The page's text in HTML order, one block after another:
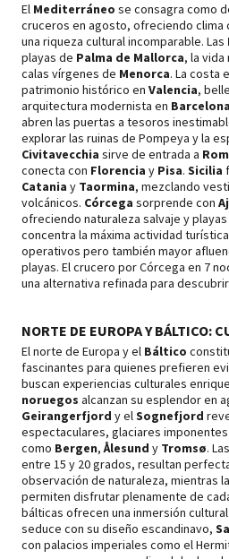
El Mediterráneo se consagra como
cruceros en agosto, ofreciendo clima
una riqueza cultural incomparable. Las
playas de Palma de Mallorca, la vida
calas vírgenes de Menorca. La costa
patrimonio histórico en Valencia,
arquitectura modernista en Barcelona
abren las puertas a tesoros
explorar las ruinas de Pompeya y la
Civitavecchia sirve de entrada a
conecta con Florencia y Pisa. Sicilia
Catania y Taormina, mezclando
volcánicos. Córcega sorprende con
ofreciendo naturaleza salvaje y
concentra la máxima actividad
operativos pero también mayor
playas. El crucero por Córcega en 7
una alternativa refinada para
NORTE DE EUROPA Y BÁLTICO:
El norte de Europa y el Báltico
fascinantes para quienes prefieren
buscan experiencias culturales
noruegos alcanzan su esplendor en
Geirangerfjord y elSognefjord
espectaculares, glaciares
como Bergen,Ålesund y Tromsø.
entre 15 y 20 grados, resultan
observación de naturaleza, mientras
permiten disfrutar plenamente de
bálticas ofrecen una inmersión
seduce con su diseño escandinavo,
con palacios imperiales como el